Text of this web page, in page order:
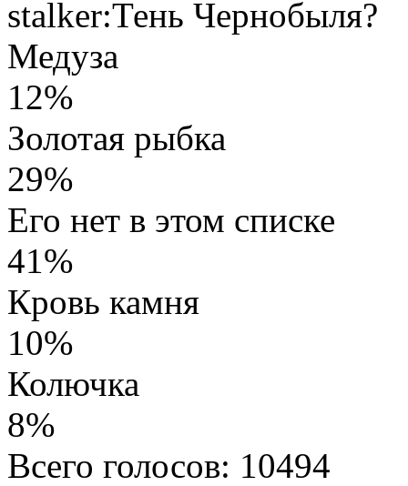
stalker:Тень Чернобыля?
Медуза
12%
Золотая рыбка
29%
Его нет в этом списке
41%
Кровь камня
10%
Колючка
8%
Всего голосов: 10494